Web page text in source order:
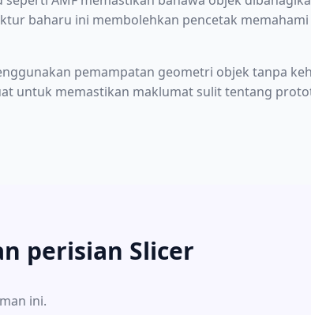
baharu ini membolehkan pencetak
pemampatan geometri objek tanpa
untuk memastikan maklumat sulit tentang
perisian Slicer
ini.